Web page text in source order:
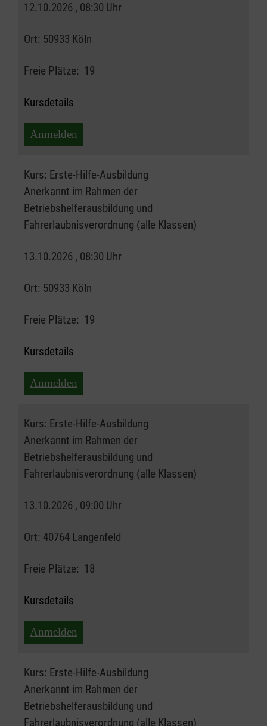
12.10.2026 , 08:30 Uhr
Ort: 50933 Köln
Freie Plätze: 19
Kursdetails
Anmelden
Kurs: Erste-Hilfe-Ausbildung
Anerkannt im Rahmen der
Betriebshelferausbildung und
Fahrerlaubnisverordnung (alle Klassen)
13.10.2026 , 08:30 Uhr
Ort: 50933 Köln
Freie Plätze: 19
Kursdetails
Anmelden
Kurs: Erste-Hilfe-Ausbildung
Anerkannt im Rahmen der
Betriebshelferausbildung und
Fahrerlaubnisverordnung (alle Klassen)
13.10.2026 , 09:00 Uhr
Ort: 40764 Langenfeld
Freie Plätze: 18
Kursdetails
Anmelden
Kurs: Erste-Hilfe-Ausbildung
Anerkannt im Rahmen der
Betriebshelferausbildung und
Fahrerlaubnisverordnung (alle Klassen)